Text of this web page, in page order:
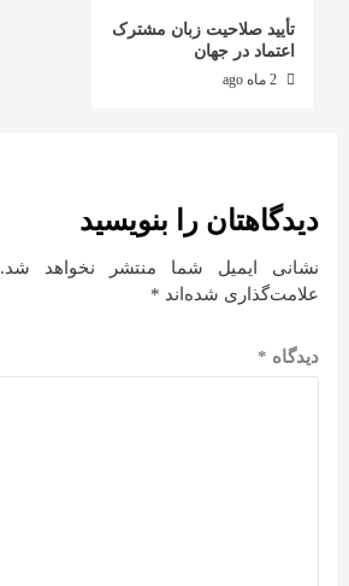
تأیید صلاحیت زبان مشترک
اعتماد در جهان
دیدگاهتان را بنویسید
نشانی ایمیل شما منتشر نخواهد شد.
علامت‌گذاری شده‌اند *
دیدگاه *